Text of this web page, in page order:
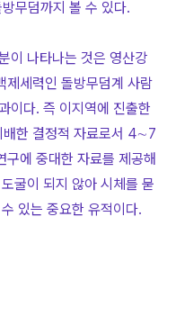
무덤까지 볼 수 있다.
이 나타나는 것은 영산강
제세력인 돌방무덤계 사람
이다. 즉 이지역에 진출한
배한 결정적 자료로서 4∼7
구에 중대한 자료를 제공해
굴이 되지 않아 시체를 묻
있는 중요한 유적이다.